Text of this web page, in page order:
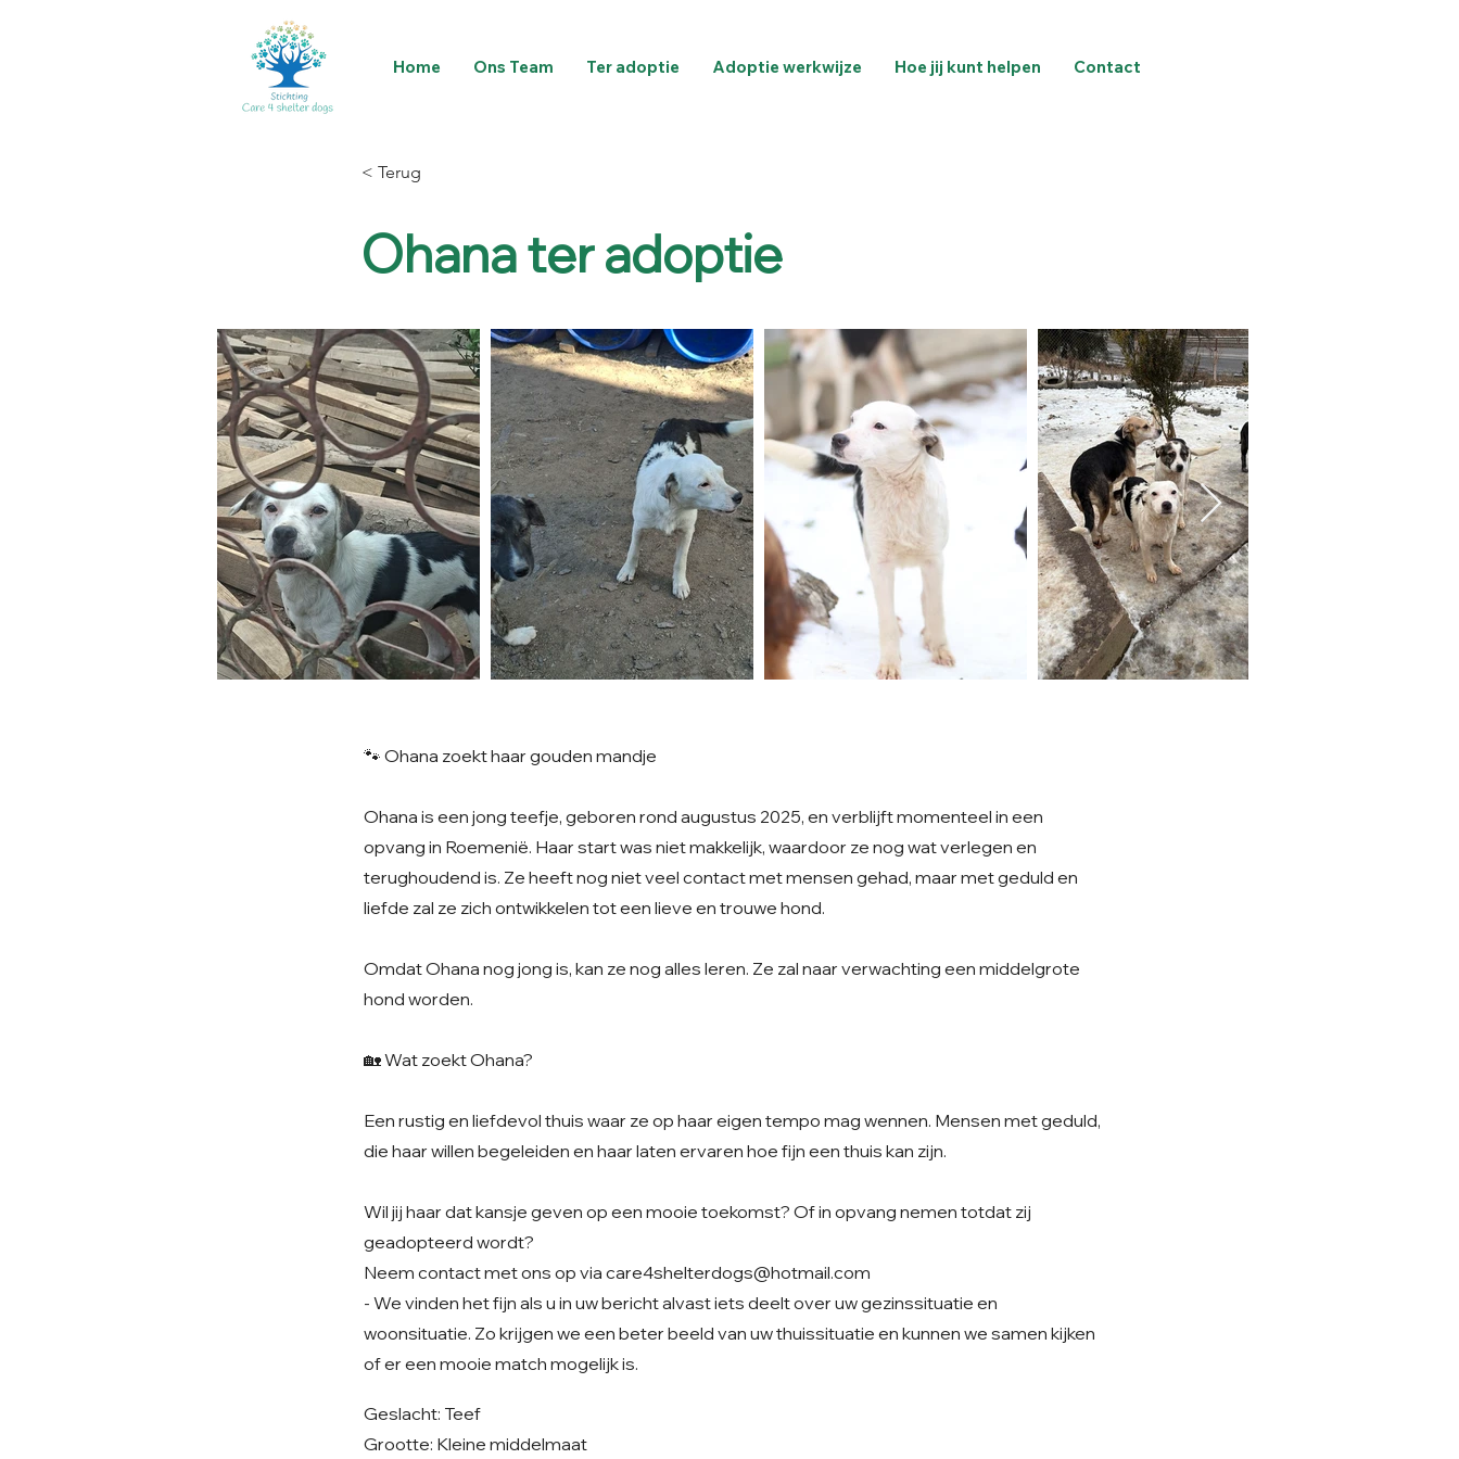
Home Ons Team Ter adoptie Adoptie werkwijze Hoe jij kunt helpen Contact
< Terug
Ohana ter adoptie
🐾 Ohana zoekt haar gouden mandje
Ohana is een jong teefje, geboren rond augustus 2025, en verblijft momenteel in een
opvang in Roemenië. Haar start was niet makkelijk, waardoor ze nog wat verlegen en
terughoudend is. Ze heeft nog niet veel contact met mensen gehad, maar met geduld en
liefde zal ze zich ontwikkelen tot een lieve en trouwe hond.
Omdat Ohana nog jong is, kan ze nog alles leren. Ze zal naar verwachting een middelgrote
hond worden.
🏡 Wat zoekt Ohana?
Een rustig en liefdevol thuis waar ze op haar eigen tempo mag wennen. Mensen met geduld,
die haar willen begeleiden en haar laten ervaren hoe fijn een thuis kan zijn.
Wil jij haar dat kansje geven op een mooie toekomst? Of in opvang nemen totdat zij
geadopteerd wordt?
Neem contact met ons op via care4shelterdogs@hotmail.com
- We vinden het fijn als u in uw bericht alvast iets deelt over uw gezinssituatie en
woonsituatie. Zo krijgen we een beter beeld van uw thuissituatie en kunnen we samen kijken
of er een mooie match mogelijk is.
Geslacht: Teef
Grootte: Kleine middelmaat